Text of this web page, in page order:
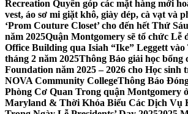
Recreation Quyên góp các mặt hàng mới
vest, áo sơ mi giặt khô, giày dép, cà vạt và
‘Prom Couture Closet’ cho đến hết Thứ
năm 2025Quận Montgomery sẽ tổ chức Lễ
Office Building qua Isiah “Ike” Leggett
tháng 2 năm 2025Thông Báo giải học
Foundation năm 2025 – 2026 cho Học sinh
NOVA Community CollegeThông Báo
Phòng Cơ Quan Trong quận Montgomery
Maryland & Thời Khóa Biểu Các Dịch Vụ